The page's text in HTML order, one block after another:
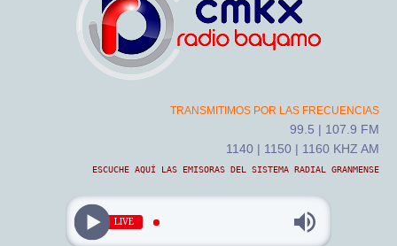
TRANSMITIMOS POR LAS FRECUENCIAS
99.5 | 107.9 FM
1140 | 1150 | 1160 KHZ AM
ESCUCHE AQUÍ LAS EMISORAS DEL SISTEMA RADIAL GRANMENSE
LIVE